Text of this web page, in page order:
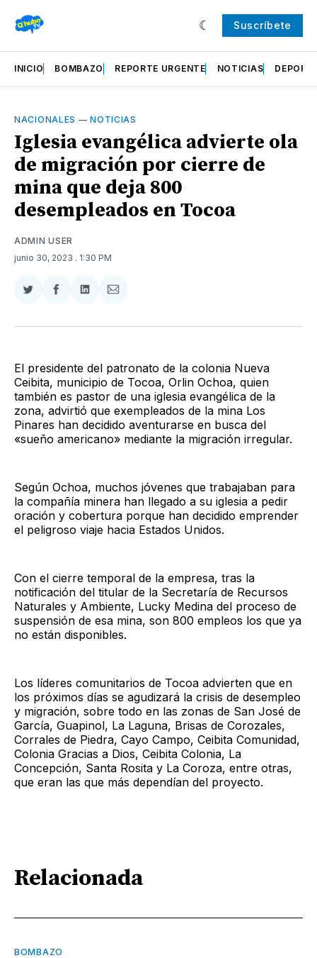
Suscríbete
INICIO BOMBAZO REPORTE URGENTE NOTICIAS
NACIONALES —NOTICIAS
Iglesia evangélica advierte ola
de migración por cierre de
mina que deja 800
desempleados en Tocoa
ADMIN USER
junio 30, 2023 . 1:30 PM
Compartir
Twitter
Compartir
Facebook
Compartir
LinkedIn
Compartir
Email
El presidente del patronato de la colonia Nueva
Ceibita, municipio de Tocoa, Orlin Ochoa, quien
también es pastor de una iglesia evangélica de la
zona, advirtió que exempleados de la mina Los
Pinares han decidido aventurarse en busca del
«sueño americano» mediante la migración irregular.
Según Ochoa, muchos jóvenes que trabajaban para
la compañía minera han llegado a su iglesia a pedir
oración y cobertura porque han decidido emprender
el peligroso viaje hacia Estados Unidos.
Con el cierre temporal de la empresa, tras la
notificación del titular de la Secretaría de Recursos
Naturales y Ambiente, Lucky Medina del proceso de
suspensión de esa mina, son 800 empleos los que ya
no están disponibles.
Los líderes comunitarios de Tocoa advierten que en
los próximos días se agudizará la crisis de desempleo
y migración, sobre todo en las zonas de San José de
García, Guapinol, La Laguna, Brisas de Corozales,
Corrales de Piedra, Cayo Campo, Ceibita Comunidad,
Colonia Gracias a Dios, Ceibita Colonia, La
Concepción, Santa Rosita y La Coroza, entre otras,
que eran las que más dependían del proyecto.
Relacionada
BOMBAZO